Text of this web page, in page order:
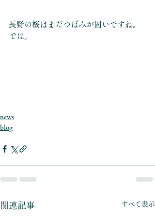
長野の桜はまだつぼみが固いですね。
では。
news
blog
関連記事 すべて表示